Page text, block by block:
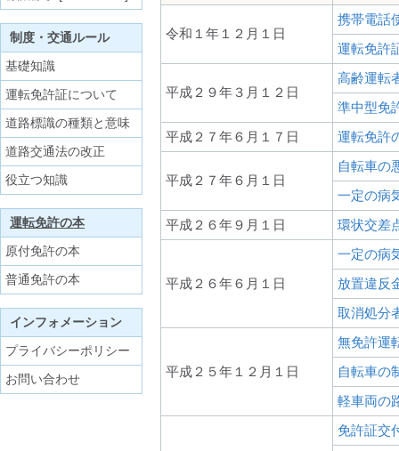
令和１年１２月１日
携帯電話
運転免許
平成２９年３月１２日
高齢運転
準中型免
平成２７年６月１７日
運転免許
平成２７年６月１日
自転車の
一定の病
平成２６年９月１日
環状交差
平成２６年６月１日
一定の病
放置違反
取消処分
平成２５年１２月１日
無免許運
自転車の
軽車両の
免許証交
制度・交通ルール
基礎知識
運転免許証について
道路標識の種類と意味
道路交通法の改正
役立つ知識
運転免許の本
原付免許の本
普通免許の本
インフォメーション
プライバシーポリシー
お問い合わせ